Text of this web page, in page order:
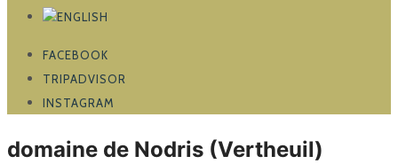
FACEBOOK
TRIPADVISOR
INSTAGRAM
domaine de Nodris (Vertheuil)